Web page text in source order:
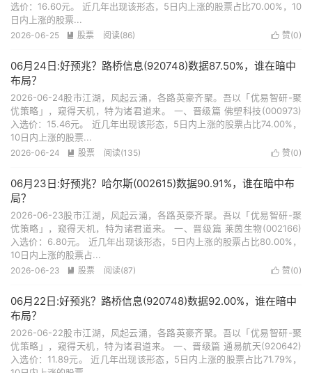
选价：16.60元。 近几年出现该形态，5日内上涨的股票占比70.00%，10
日内上涨的股票...
 赞(0)
2026-06-25  股票 阅读(86)
06月24日:好预兆？路桥信息(920748)数据87.50%，谁在暗中
布局？
2026-06-24股市江湖，风起云涌，各路英豪齐聚。吾以「优易智研-聚
优策略」，窥得天机，特为诸君道来。 一、晋级篇 佛塑科技(000973)
入选价：15.46元。 近几年出现该形态，5日内上涨的股票占比74.00%，
10日内上涨的股票...
 赞(0)
2026-06-24  股票 阅读(135)
06月23日:好预兆？哈尔斯(002615)数据90.91%，谁在暗中布
局？
2026-06-23股市江湖，风起云涌，各路英豪齐聚。吾以「优易智研-聚
优策略」，窥得天机，特为诸君道来。 一、晋级篇 莱茵生物(002166)
入选价：6.80元。 近几年出现该形态，5日内上涨的股票占比80.00%，
10日内上涨的股票占...
 赞(0)
2026-06-23  股票 阅读(87)
06月22日:好预兆？路桥信息(920748)数据92.00%，谁在暗中
布局？
2026-06-22股市江湖，风起云涌，各路英豪齐聚。吾以「优易智研-聚
优策略」，窥得天机，特为诸君道来。 一、晋级篇 通易航天(920642)
入选价：11.89元。 近几年出现该形态，5日内上涨的股票占比71.79%，